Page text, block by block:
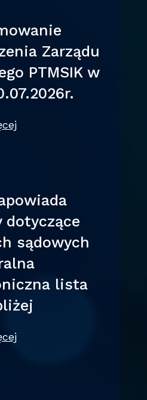
Zarządu
PTMSIK w
dotyczące
sądowych
lista